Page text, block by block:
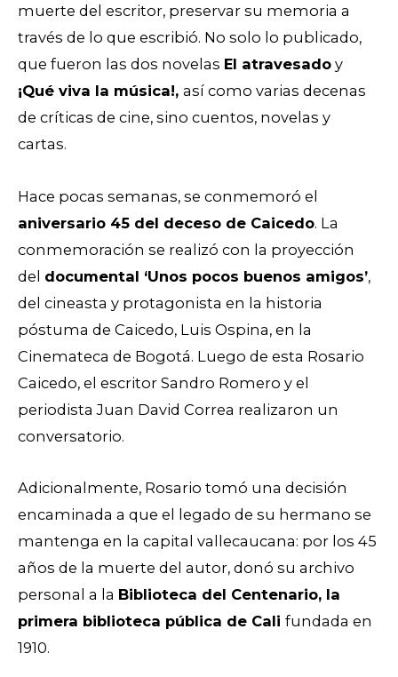
muerte del escritor, preservar su memoria a
través de lo que escribió. No solo lo publicado,
que fueron las dos novelas El atravesado y
¡Qué viva la música!, así como varias decenas
de críticas de cine, sino cuentos, novelas y
cartas.
Hace pocas semanas, se conmemoró el
aniversario 45 del deceso de Caicedo. La
conmemoración se realizó con la proyección
del documental ‘Unos pocos buenos amigos’,
del cineasta y protagonista en la historia
póstuma de Caicedo, Luis Ospina, en la
Cinemateca de Bogotá. Luego de esta Rosario
Caicedo, el escritor Sandro Romero y el
periodista Juan David Correa realizaron un
conversatorio.
Adicionalmente, Rosario tomó una decisión
encaminada a que el legado de su hermano se
mantenga en la capital vallecaucana: por los 45
años de la muerte del autor, donó su archivo
personal a la Biblioteca del Centenario, la
primera biblioteca pública de Cali fundada en
1910.